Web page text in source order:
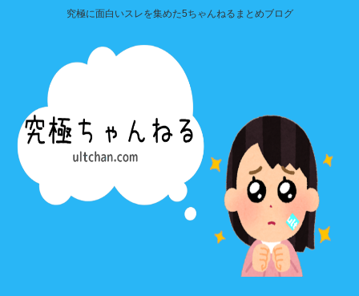
究極に面白いスレを集めた5ちゃんねるまとめブログ